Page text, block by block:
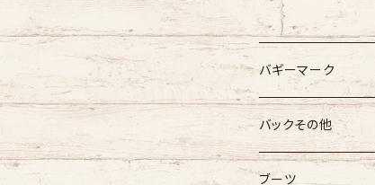
バギーマーク
バギーマーク
バギーマーク
バギーマークミニ
バックその他
バギーポケット
ブーツ